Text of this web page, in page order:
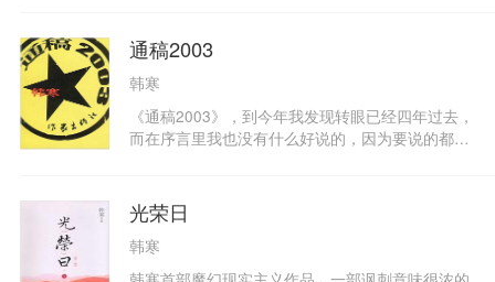
梦想，追逐着赛车梦
通稿2003
韩寒
《通稿2003》，到今年我发现转眼已经四年过去，
而在序言里我也没有什么好说的，因为要说的都在
的执着，尤其是痛恨一个人四年我觉得比喜欢一个
人四年更加厉害。喜欢只是一种惯性，痛恨却需要
不断地鞭策自己才行。无论怎么样，我都谢谢大家
能够与我一起安静或者飞驰。
光荣日
韩寒